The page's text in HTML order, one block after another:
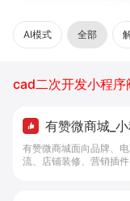
AI模式 全部
cad二次开发小程序
有赞微商城_
购工具 - 做生
有赞微商城面向品牌、
流、店铺装修、营销插